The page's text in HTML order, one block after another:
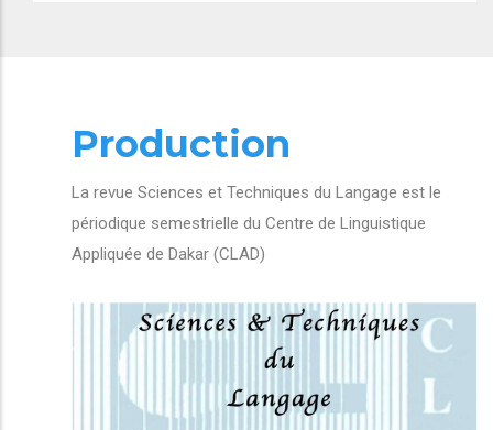
Production
La revue Sciences et Techniques du Langage est le
périodique semestrielle du Centre de Linguistique
Appliquée de Dakar (CLAD)